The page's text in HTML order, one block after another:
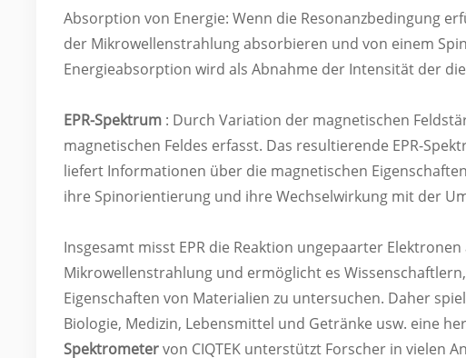
Absorption von Energie: Wenn die Resonanzbedingung
der Mikrowellenstrahlung absorbieren und von einem
Energieabsorption wird als Abnahme der Intensität der
EPR-Spektrum : Durch Variation der magnetischen
magnetischen Feldes erfasst. Das resultierende EPR-
liefert Informationen über die magnetischen
ihre Spinorientierung und ihre Wechselwirkung mit der
Insgesamt misst EPR die Reaktion ungepaarter
Mikrowellenstrahlung und ermöglicht es
Eigenschaften von Materialien zu untersuchen. Daher
Biologie, Medizin, Lebensmittel und Getränke usw. eine
Spektrometervon CIQTEK unterstützt Forscher in vielen